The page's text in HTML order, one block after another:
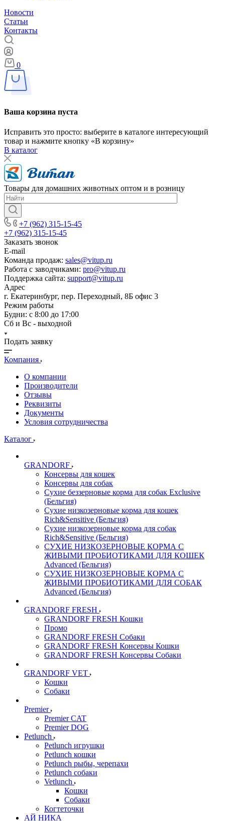
Новости
Статьи
Контакты
0
Ваша корзина пуста
Исправить это просто: выберите в каталоге интересующий
товар и нажмите кнопку «В корзину»
В каталог
Товары для домашних животных оптом и в розницу
+7 (962) 315-15-45
+7 (962) 315-15-45
Заказать звонок
E-mail
Команда продаж: sales@vitup.ru
Работа с заводчиками: pro@vitup.ru
Поддержка сайта: support@vitup.ru
Адрес
г. Екатеринбург, пер. Переходный, 8Б офис 3
Режим работы
Будни: с 8:00 до 17:00
Сб и Вс - выходной
Подать заявку
Компания
О компании
Производители
Отзывы
Реквизиты
Документы
Условия сотрудничества
Каталог
GRANDORF
Консервы для кошек
Консервы для собак
Сухие беззерновые корма для собак Exclusive
(Бельгия)
Сухие низкозерновые корма для кошек
Rich&Sensitive (Бельгия)
Сухие низкозерновые корма для собак
Rich&Sensitive (Бельгия)
СУХИЕ НИЗКОЗЕРНОВЫЕ КОРМА С
ЖИВЫМИ ПРОБИОТИКАМИ ДЛЯ КОШЕК
Advanced (Бельгия)
СУХИЕ НИЗКОЗЕРНОВЫЕ КОРМА С
ЖИВЫМИ ПРОБИОТИКАМИ ДЛЯ СОБАК
Advanced (Бельгия)
GRANDORF FRESH
GRANDORF FRESH Кошки
Промо
GRANDORF FRESH Собаки
GRANDORF FRESH Консервы Кошки
GRANDORF FRESH Консервы Собаки
GRANDORF VET
Кошки
Собаки
Premier
Premier CAT
Premier DOG
Petlunch
Petlunch игрушки
Petlunch кошки
Petlunch рыбы, черепахи
Petlunch собаки
Vetlunch
Кошки
Собаки
Когтеточки
АЙ НИКА